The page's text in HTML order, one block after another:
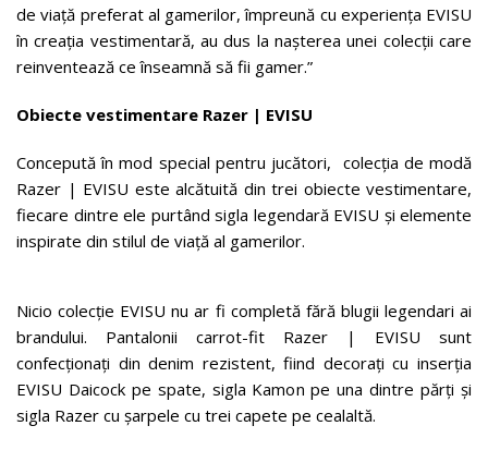
de viață preferat al gamerilor, împreună cu experiența EVISU
în creația vestimentară, au dus la nașterea unei colecții care
reinventează ce înseamnă să fii gamer.”
Obiecte vestimentare Razer | EVISU
Concepută în mod special pentru jucători, colecția de modă
Razer | EVISU este alcătuită din trei obiecte vestimentare,
fiecare dintre ele purtând sigla legendară EVISU și elemente
inspirate din stilul de viață al gamerilor.
Nicio colecție EVISU nu ar fi completă fără blugii legendari ai
brandului. Pantalonii carrot-fit Razer | EVISU sunt
confecționați din denim rezistent, fiind decorați cu inserția
EVISU Daicock pe spate, sigla Kamon pe una dintre părți și
sigla Razer cu șarpele cu trei capete pe cealaltă.